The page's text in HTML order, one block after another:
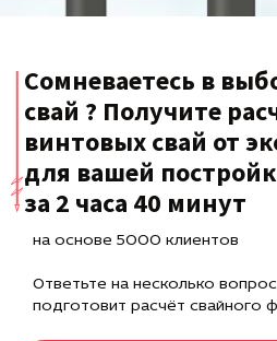
Сомневаетесь в
свай ? Получите
винтовых свай от
для вашей
за 2 часа 40 минут
на основе 5000 клиентов
Ответьте на несколько
подготовит расчёт свайного